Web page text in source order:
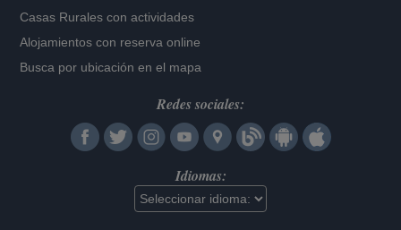
Casas Rurales con actividades
Alojamientos con reserva online
Busca por ubicación en el mapa
Redes sociales:
Idiomas: